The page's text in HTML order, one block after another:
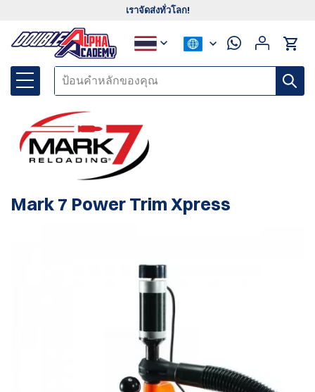
เราจัดส่งทั่วโลก!
Mark 7 Power Trim Xpress